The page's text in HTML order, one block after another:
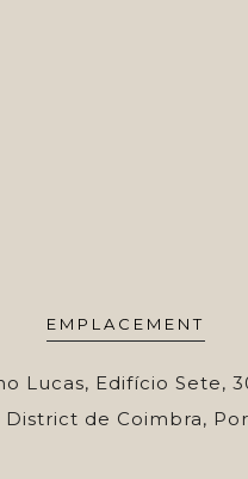
EMPLACEMENT
Lucas, Edifício Sete,
District de Coimbra,